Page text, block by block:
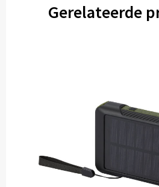
Gerelateerde